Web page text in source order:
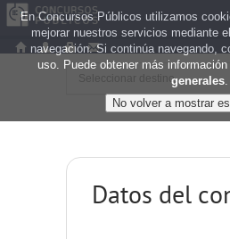
Datos del
En Concursos Públicos utilizamos
mejorar nuestros servicios mediante
navegación. Si continúa navegando,
uso. Puede obtener más
generales.